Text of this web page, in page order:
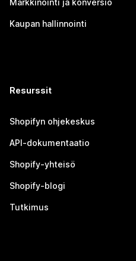
Markkinointi ja konversio
Kaupan hallinnointi
Resurssit
Shopifyn ohjekeskus
API-dokumentaatio
Shopify-yhteisö
Shopify-blogi
Tutkimus